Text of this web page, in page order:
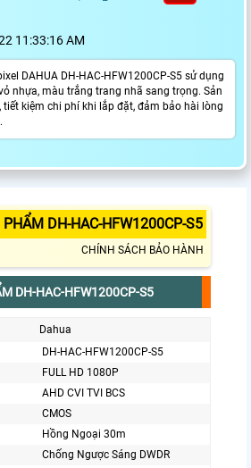
11:33:16 AM
DAHUA DH-HAC-HFW1200CP-S5 sử dụng
nhựa, màu trắng trang nhã sang trọng. Sản
kiệm chi phí khi lắp đặt, đảm bảo hài lòng
DH-HAC-HFW1200CP-S5
CHÍNH SÁCH BẢO HÀNH
DH-HAC-HFW1200CP-S5
Dahua
DH-HAC-HFW1200CP-S5
FULL HD 1080P
AHD CVI TVI BCS
CMOS
Hồng Ngoại 30m
Chống Ngược Sáng DWDR